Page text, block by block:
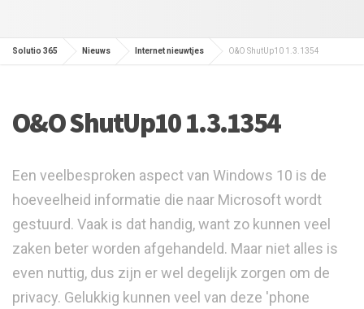
Solutio 365 Nieuws Internet nieuwtjes O&O ShutUp10 1.3.1354
O&O ShutUp10 1.3.1354
Een veelbesproken aspect van Windows 10 is de
hoeveelheid informatie die naar Microsoft wordt
gestuurd. Vaak is dat handig, want zo kunnen veel
zaken beter worden afgehandeld. Maar niet alles is
even nuttig, dus zijn er wel degelijk zorgen om de
privacy. Gelukkig kunnen veel van deze 'phone